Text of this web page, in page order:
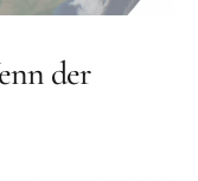
der